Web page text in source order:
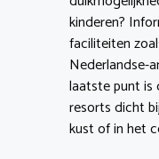
kinderen?
faciliteiten
Nederlandse-
laatste punt is
resorts dicht
kust of in het